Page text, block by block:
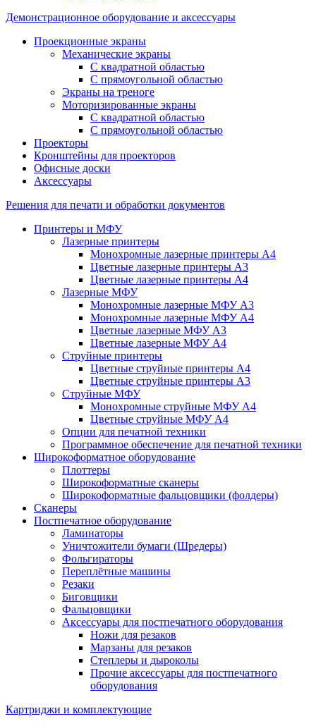
Демонстрационное оборудование и аксессуары
Проекционные экраны
Механические экраны
С квадратной областью
С прямоугольной областью
Экраны на треноге
Моторизированные экраны
С квадратной областью
С прямоугольной областью
Проекторы
Кронштейны для проекторов
Офисные доски
Аксессуары
Решения для печати и обработки документов
Принтеры и МФУ
Лазерные принтеры
Монохромные лазерные принтеры А4
Цветные лазерные принтеры А3
Цветные лазерные принтеры А4
Лазерные МФУ
Монохромные лазерные МФУ А3
Монохромные лазерные МФУ А4
Цветные лазерные МФУ А3
Цветные лазерные МФУ А4
Струйные принтеры
Цветные струйные принтеры А4
Цветные струйные принтеры А3
Струйные МФУ
Монохромные струйные МФУ А4
Цветные струйные МФУ А4
Опции для печатной техники
Программное обеспечение для печатной техники
Широкоформатное оборудование
Плоттеры
Широкоформатные сканеры
Широкоформатные фальцовщики (фолдеры)
Сканеры
Постпечатное оборудование
Ламинаторы
Уничтожители бумаги (Шредеры)
Фольгираторы
Переплётные машины
Резаки
Биговщики
Фальцовщики
Аксессуары для постпечатного оборудования
Ножи для резаков
Марзаны для резаков
Степлеры и дыроколы
Прочие аксессуары для постпечатного
оборудования
Картриджи и комплектующие